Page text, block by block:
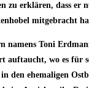
zu erklären, dass
mitgebracht
Toni
wo es für
den ehemaligen